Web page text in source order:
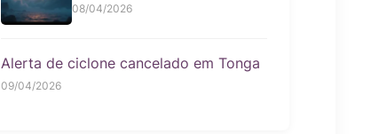
08/04/2026
Alerta de ciclone cancelado em Tonga
09/04/2026